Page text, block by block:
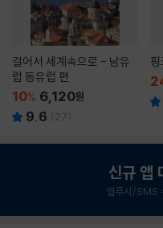
걸어서 세계속으로 - 남유
럽 동유럽 편
10% 6,120원
9.6 ( 27)
신규 앱
앱푸시/SMS